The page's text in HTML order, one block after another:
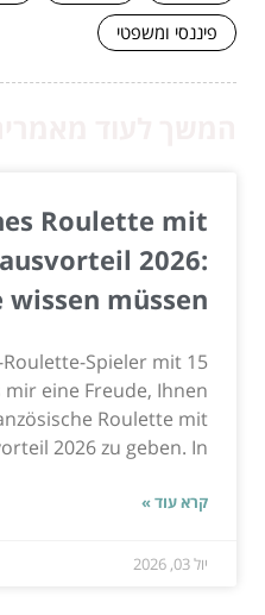
פיננסי ומשפטי
Roulette mit
2026:
wissen müssen
Spieler mit 15
eine Freude, Ihnen
Roulette mit
2026 zu geben. In...
קרא עוד »
יול 03, 2026